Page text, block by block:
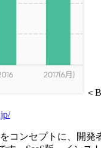
＜
ンセプトに、開